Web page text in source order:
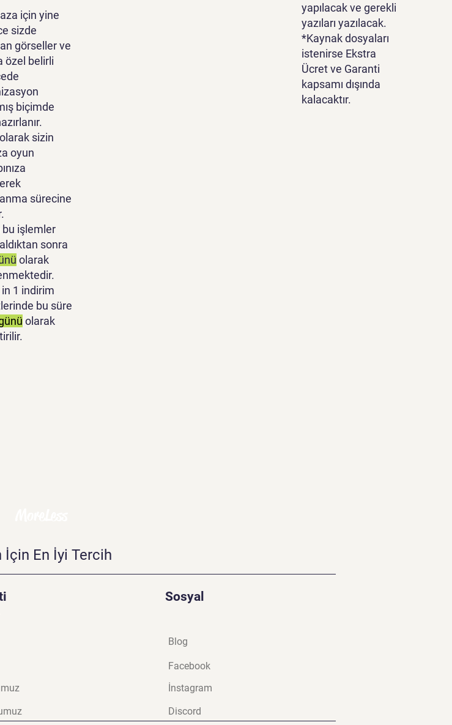
için yine
sizde
görseller ve
özel belirli
biçimde
sizin
oyun
sürecine
işlemler
sonra
olarak
1 indirim
bu süre
olarak
yapılacak ve gerekli
yazıları yazılacak.
*Kaynak dosyaları
istenirse Ekstra
Ücret ve Garanti
kapsamı dışında
kalacaktır.
İçin En İyi Tercih
Sosyal
Blog
Facebook
İnstagram
Discord